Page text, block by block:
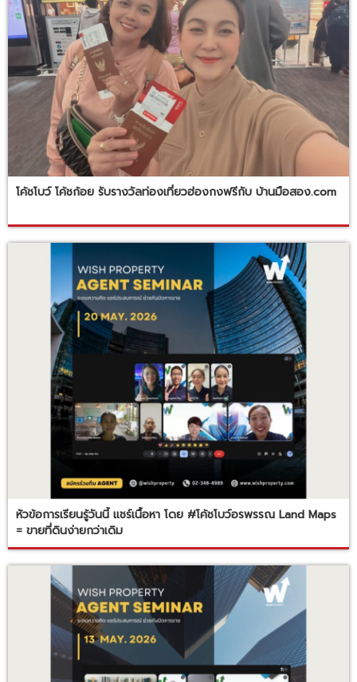
โค้ชโบว์ โค้ชก้อย รับรางวัลท่องเที่ยวฮ่องกงฟรีกับ บ้านมือสอง.com
หัวข้อการเรียนรู้วันนี้ แชร์เนื้อหา โดย #โค้ชโบว์อรพรรณ Land Maps
= ขายที่ดินง่ายกว่าเดิม